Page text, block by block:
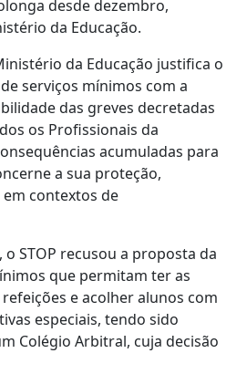
desde dezembro,
da Educação.
da Educação justifica o
serviços mínimos com a
das greves decretadas
os Profissionais da
acumuladas para
a sua proteção,
contextos de
o STOP recusou a proposta da
que permitam ter as
e acolher alunos com
especiais, tendo sido
Colégio Arbitral, cuja decisão